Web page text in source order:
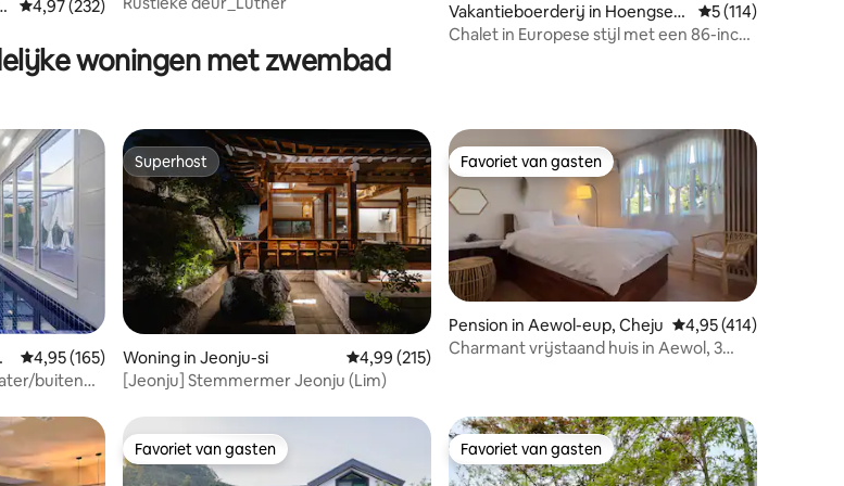
recensies
Gemiddelde beoordeling van 4,97 op 5, 232 recensies
4,97 (232)
Vakantieboerderij in Hoengseo
ng-gun
Gemiddelde
5 (114)
Chalet in Europese stijl met een 86-inch
woningen met zwembad
recensies
Gemiddelde beoordeling van 4,95 op 5, 165 recensies
4,95 (165)
buiten
Superhost
Superhost
Woning in Jeonju-si Gemiddelde beoordeling van 4,99 op 5, 215 recensies
4,99 (215)
[Jeonju] Stemmermer Jeonju (Lim)
Favoriet van gasten
Favoriet van gasten
Pension in Aewol-eup, Cheju Gemiddelde
4,95 (414)
Charmant vrijstaand huis in Aewol, 3
Favoriet van gasten
Favoriet van gasten Favoriet van gasten
Favoriet van gasten